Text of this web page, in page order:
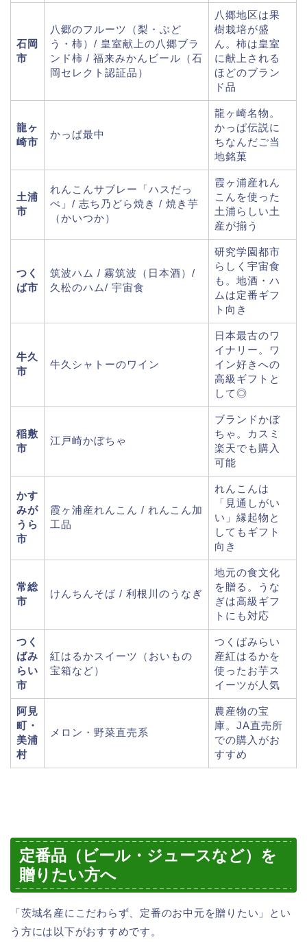
石岡
市
八郷のフルーツ（梨・ぶど
う・柿）/ 皇室献上の八郷ブラ
ンド柿 / 福来みかんビール（石
岡セレクト認証品）
八郷地区は果
樹栽培が盛
ん。柿は皇室
に献上される
ほどのブラン
ド品
龍ヶ
崎市
かっぱ最中
龍ヶ崎名物。
かっぱ伝説に
ちなんだご当
地銘菓
土浦
市
れんこんサブレー「ハスだっ
ぺ」/ 志ち乃どら焼き / 焼き芋
（かいつか）
霞ヶ浦産れん
こんを使った
土浦らしい土
産が揃う
つく
ば市
筑波ハム / 霧筑波（日本酒）/
久松のハム/ 宇宙食
研究学園都市
らしく宇宙食
も。地酒・ハ
ムは定番ギフ
ト向き
牛久
市
牛久シャトーのワイン
日本最古のワ
イナリー。ワ
イン好きへの
高級ギフトと
して◎
稲敷
市
江戸崎かぼちゃ
ブランドかぼ
ちゃ。カスミ
楽天でも購入
可能
かす
みが
うら
市
霞ヶ浦産れんこん / れんこん加
工品
れんこんは
「見通しがい
い」縁起物と
してもギフト
向き
常総
市
けんちんそば / 利根川のうなぎ
地元の食文化
を贈る。うな
ぎは高級ギフ
トにも対応
つく
ばみ
らい
市
紅はるかスイーツ（おいもの
宝箱など）
つくばみらい
産紅はるかを
使ったお芋ス
イーツが人気
阿見
町・
美浦
村
メロン・野菜直売系
農産物の宝
庫。JA直売所
での購入がお
すすめ
定番品（ビール・ジュースなど）を
贈りたい方へ
「茨城名産にこだわらず、定番のお中元を贈りたい」とい
う方には以下がおすすめです。